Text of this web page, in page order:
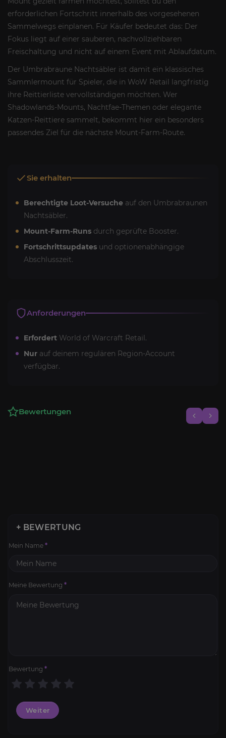
erforderlichen Fortschritt innerhalb des vorgesehenen
Sammelwegs einplanen. Für Käufer bedeutet das: Der
Fokus liegt auf einer sauberen, nachvollziehbaren
Freischaltung und nicht auf einem Event mit Ablaufdatum.
Der Umbrabraune Nachtsäbler ist damit ein klassisches
Sammlermount für Spieler, die in WoW Retail langfristig
ihre Reittierliste vervollständigen möchten. Wer
Shadowlands-Mounts, Nachtfae-Themen oder elegante
Katzen-Reittiere sammelt, bekommt hier ein besonders
passendes Ziel für die nächste Mount-Farm-Route.
Sie erhalten
Berechtigte Loot-Versuche auf den Umbrabraunen
Nachtsäbler.
Mount-Farm-Runs durch geprüfte Booster.
Fortschrittsupdates und optionenabhängige
Abschlusszeit.
Anforderungen
Erfordert World of Warcraft Retail.
Nur auf deinem regulären Region-Account
verfügbar.
Bewertungen
+ BEWERTUNG
Mein Name *
Meine Bewertung *
Bewertung *
Weiter